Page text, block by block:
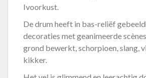
Ivoorkust.
De drum heeft in bas-reliëf
decoraties met geanimeerde
grond bewerkt, schorpioen, slang,
kikker.